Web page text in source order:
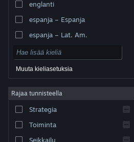
© Valve Corporation. Kaikki oikeudet pidätetään. Kaikki
Yhdysvalloissa ja kaikkialla maailmassa.
Helppokäyttötoiminnot
Hyvitykset|Evästeet
englanti
espanja – Espanja
espanja – Lat. Am.
Muuta kieliasetuksia
Rajaa tunnisteella
Strategia
Toiminta
Seikkailu